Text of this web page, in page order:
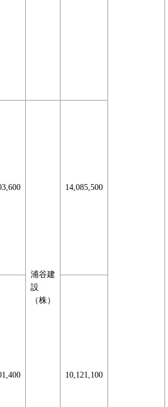
浦谷建
設
（株）
14,085,500
10,121,100